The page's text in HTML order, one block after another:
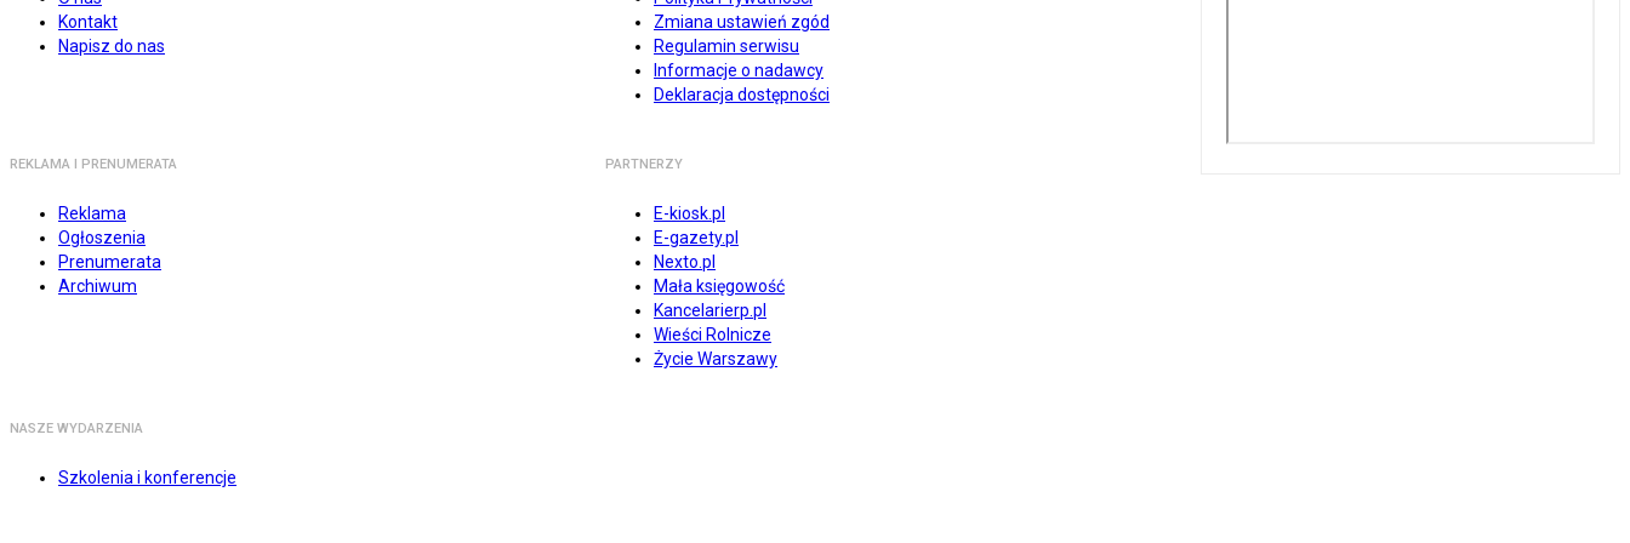
Kontakt
Napisz do nas
Zmiana ustawień zgód
Regulamin serwisu
Informacje o nadawcy
Deklaracja dostępności
REKLAMA I PRENUMERATA
Reklama
Ogłoszenia
Prenumerata
Archiwum
PARTNERZY
E-kiosk.pl
E-gazety.pl
Nexto.pl
Mała księgowość
Kancelarierp.pl
Wieści Rolnicze
Życie Warszawy
NASZE WYDARZENIA
Szkolenia i konferencje